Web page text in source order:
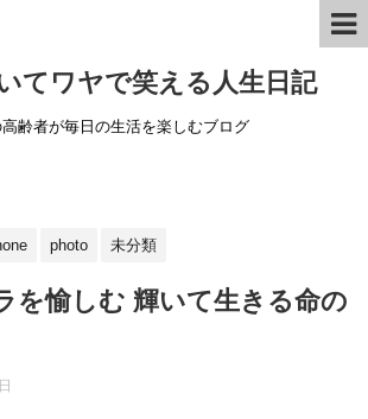
てワヤで笑える人生日記
齢者が毎日の生活を楽しむブログ
photo 未分類
を愉しむ 輝いて生きる命の